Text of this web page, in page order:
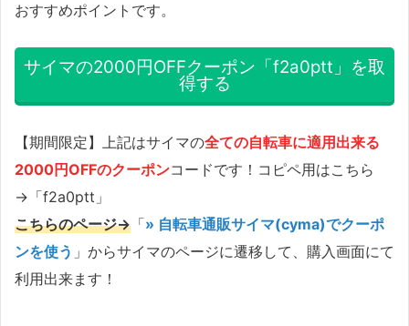
おすすめポイントです。
サイマの2000円OFFクーポン「f2a0ptt」を取
得する
【期間限定】上記はサイマの全ての自転車に適用出来る
2000円OFFのクーポンコードです！コピペ用はこちら
→「f2a0ptt」
こちらのページ→ 「» 自転車通販サイマ(cyma)でクーポ
ンを使う 」からサイマのページに遷移して、購入画面にて
利用出来ます！